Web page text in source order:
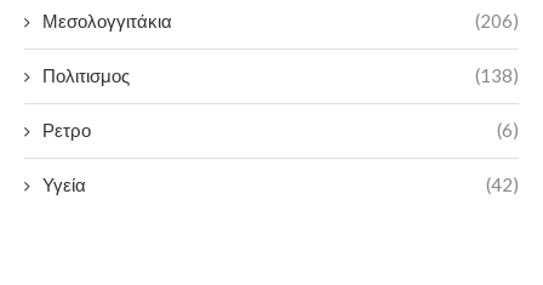
Μεσολογγιτάκια (206)
Πολιτισμος (138)
Ρετρο (6)
Υγεία (42)